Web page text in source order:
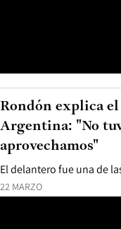
22 MARZO
El delantero fue una de
Rondón explica
Argentina: "No
aprovechamos"